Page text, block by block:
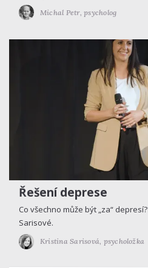
Michal Petr,psycholog
Řešení deprese
Co všechno může být „za“
Sarisové.
Kristina Sarisová, psycholožka